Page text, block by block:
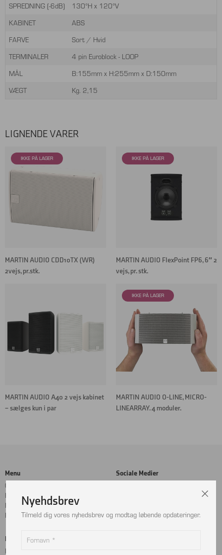
SPREDNING (-6dB)
130°H x 120°V
KABINET
ABS
FARVE
Sort / Hvid
TERMINALER
4 pin Euroblock - LOOP
MÅL
B:155mm x H:255mm x D:150mm
VÆGT
Kg. 2,15
LIGNENDE VARER
MARTIN AUDIO CDD10TX (WR)
2vejs, pr.stk.
MARTIN AUDIO FlexPoint FP6, 6″ 2
vejs, pr. stk.
MARTIN AUDIO A40 2 vejs kabinet
– sælges kun i par
MARTIN AUDIO O-LINE, MICRO-
LINEARRAY. 4 moduler.
Menu
Cookie- og privatlivspolitik
Handelsbetingelser
Kontakt
Returnering
Sociale Medier
Betalingskort
MobilePay
Nyehdsbrev
Tilmeld dig vores nyhedsbrev og modtag løbende opdateringer.